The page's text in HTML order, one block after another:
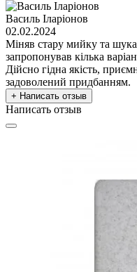
Василь Іларіонов
02.02.2024
Міняв стару мийку та
запропонував кілька
Дійсно гідна якість,
задоволений придбанням.
+ Написать отзыв
Написать отзыв